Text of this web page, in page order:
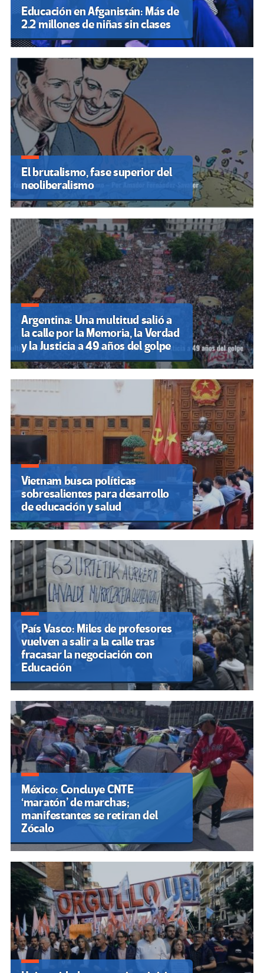
Educación en Afganistán: Más de
2.2 millones de niñas sin clases
El brutalismo, fase superior del
neoliberalismo
Argentina: Una multitud salió a
la calle por la Memoria, la Verdad
y la Justicia a 49 años del golpe
Vietnam busca políticas
sobresalientes para desarrollo
de educación y salud
País Vasco: Miles de profesores
vuelven a salir a la calle tras
fracasar la negociación con
Educación
México: Concluye CNTE
‘maratón’ de marchas;
manifestantes se retiran del
Zócalo